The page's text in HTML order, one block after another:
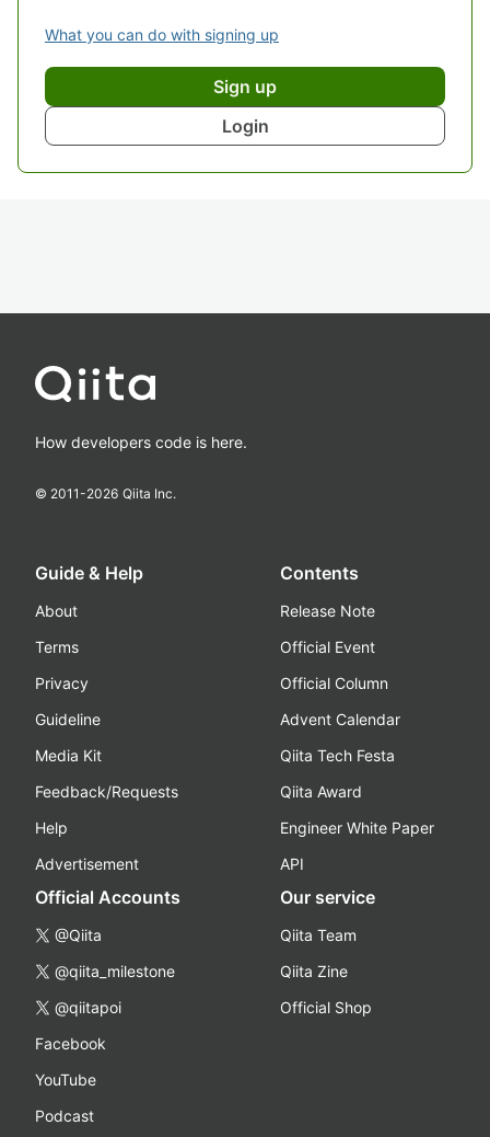
What you can do with signing up
Sign up
Login
How developers code is here.
© 2011-2026 Qiita Inc.
Guide & Help
About
Terms
Privacy
Guideline
Media Kit
Feedback/Requests
Help
Advertisement
Contents
Release Note
Official Event
Official Column
Advent Calendar
Qiita Tech Festa
Qiita Award
Engineer White Paper
API
Official Accounts
@Qiita
@qiita_milestone
@qiitapoi
Facebook
YouTube
Podcast
Our service
Qiita Team
Qiita Zine
Official Shop